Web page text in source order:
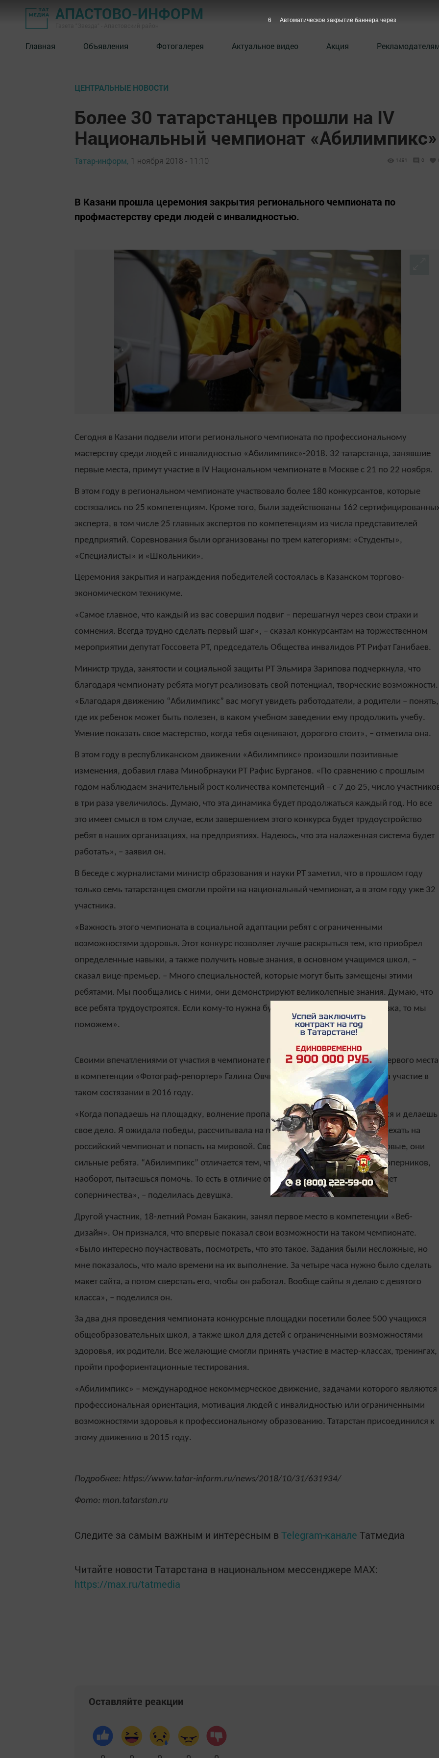
АПАСТОВО-ИНФОРМ
Главная Объявления Фотогалерея Актуальное видео Акция
ЦЕНТРАЛЬНЫЕ НОВОСТИ
Более 30 татарстанцев прошли на IV
Национальный чемпионат «Абилимпикс»
Татар-информ, 1 ноября 2018 - 11:10 1491 0
В Казани прошла церемония закрытия регионального чемпионата по
профмастерству среди людей с инвалидностью.
Сегодня в Казани подвели итоги регионального чемпионата по профессиональному
мастерству среди людей с инвалидностью «Абилимпикс»-2018. 32 татарстанца, занявшие
первые места, примут участие в IV Национальном чемпионате в Москве с 21 по 22 ноября.
В этом году в региональном чемпионате участвовало более 180 конкурсантов, которые
состязались по 25 компетенциям. Кроме того, были задействованы 162
эксперта, в том числе 25 главных экспертов по компетенциям из числа представителей
предприятий. Соревнования были организованы по трем категориям: «Студенты»,
«Специалисты» и «Школьники».
Церемония закрытия и награждения победителей состоялась в Казанском торгово-
экономическом техникуме.
«Самое главное, что каждый из вас совершил подвиг – перешагнул через свои страхи и
сомнения. Всегда трудно сделать первый шаг», – сказал конкурсантам на торжественном
мероприятии депутат Госсовета РТ, председатель Общества инвалидов РТ Рифат Ганибаев.
Министр труда, занятости и социальной защиты РТ Эльмира Зарипова подчеркнула, что
благодаря чемпионату ребята могут реализовать свой потенциал, творческие возможности.
«Благодаря движению “Абилимпикс” вас могут увидеть работодатели, а родители – понять,
где их ребенок может быть полезен, в каком учебном заведении ему продолжить учебу.
Умение показать свое мастерство, когда тебя оценивают, дорогого стоит», – отметила она.
В этом году в республиканском движении «Абилимпикс» произошли позитивные
изменения, добавил глава Минобрнауки РТ Рафис Бурганов. «По сравнению с прошлым
годом наблюдаем значительный рост количества компетенций – с 7 до 25, число
в три раза увеличилось. Думаю, что эта динамика будет продолжаться каждый год. Но все
это имеет смысл в том случае, если завершением этого конкурса будет трудоустройство
ребят в наших организациях, на предприятиях. Надеюсь, что эта налаженная система будет
работать», – заявил он.
В беседе с журналистами министр образования и науки РТ заметил, что в прошлом году
только семь татарстанцев смогли пройти на национальный чемпионат, а в этом году уже 32
участника.
«Важность этого чемпионата в социальной адаптации ребят с ограниченными
возможностями здоровья. Этот конкурс позволяет лучше раскрыться тем, кто приобрел
определенные навыки, а также получить новые знания, в основном учащимся школ, –
сказал вице-премьер. – Много специальностей, которые могут быть замещены этими
ребятами. Мы пообщались с ними, они демонстрируют великолепные знания. Думаю, что
все ребята трудоустроятся. Если кому-то нужна будет дополнительная подготовка, то мы
поможем».
Своими впечатлениями от участия в чемпионате поделилась обладательница первого места
в компетенции «Фотограф-репортер» Галина Овчинникова. Она уже принимала участие в
таком состязании в 2016 году.
«Когда попадаешь на площадку, волнение пропадает, полностью погружаешься и делаешь
свое дело. Я ожидала победы, рассчитывала на первое место. Сейчас цель – поехать на
российский чемпионат и попасть на мировой. Своих соперников я увидела впервые, они
сильные ребята. “Абилимпикс” отличается тем, что их не воспринимаешь как соперников,
наоборот, пытаешься помочь. То есть в отличие от других соревнований здесь нет
соперничества», – поделилась девушка.
Другой участник, 18-летний Роман Бакакин, занял первое место в компетенции «Веб-
дизайн». Он признался, что впервые показал свои возможности на таком чемпионате.
«Было интересно поучаствовать, посмотреть, что это такое. Задания были несложные, но
мне показалось, что мало времени на их выполнение. За четыре часа нужно было сделать
макет сайта, а потом сверстать его, чтобы он работал. Вообще сайты я делаю с девятого
класса», – поделился он.
За два дня проведения чемпионата конкурсные площадки посетили более 500 учащихся
общеобразовательных школ, а также школ для детей с ограниченными возможностями
здоровья, их родители. Все желающие смогли принять участие в мастер-классах, тренингах,
пройти профориентационные тестирования.
«Абилимпикс» – международное некоммерческое движение, задачами которого являются
профессиональная ориентация, мотивация людей с инвалидностью или ограниченными
возможностями здоровья к профессиональному образованию. Татарстан присоединился к
этому движению в 2015 году.
Подробнее: https://www.tatar-inform.ru/news/2018/10/31/631934/
Фото: mon.tatarstan.ru
Следите за самым важным и интересным в Telegram-канале Татмедиа
Читайте новости Татарстана в национальном мессенджере MАХ:
https://max.ru/tatmedia
Оставляйте реакции
5 Автоматическое закрытие баннера через